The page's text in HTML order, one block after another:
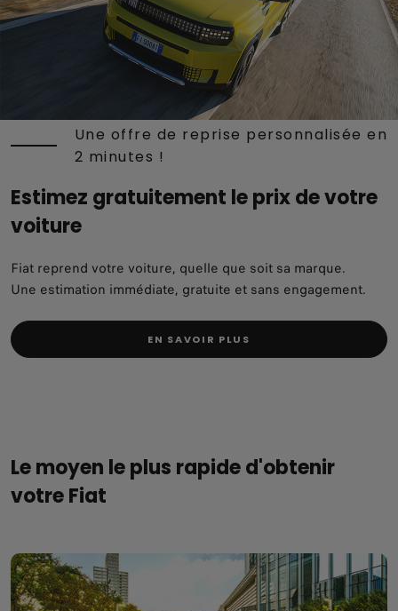
Une offre de reprise personnalisée en
2 minutes !
Estimez gratuitement le prix de votre
voiture
Fiat reprend votre voiture, quelle que soit sa marque.
Une estimation immédiate, gratuite et sans engagement.
EN SAVOIR PLUS
Le moyen le plus rapide d'obtenir
votre Fiat